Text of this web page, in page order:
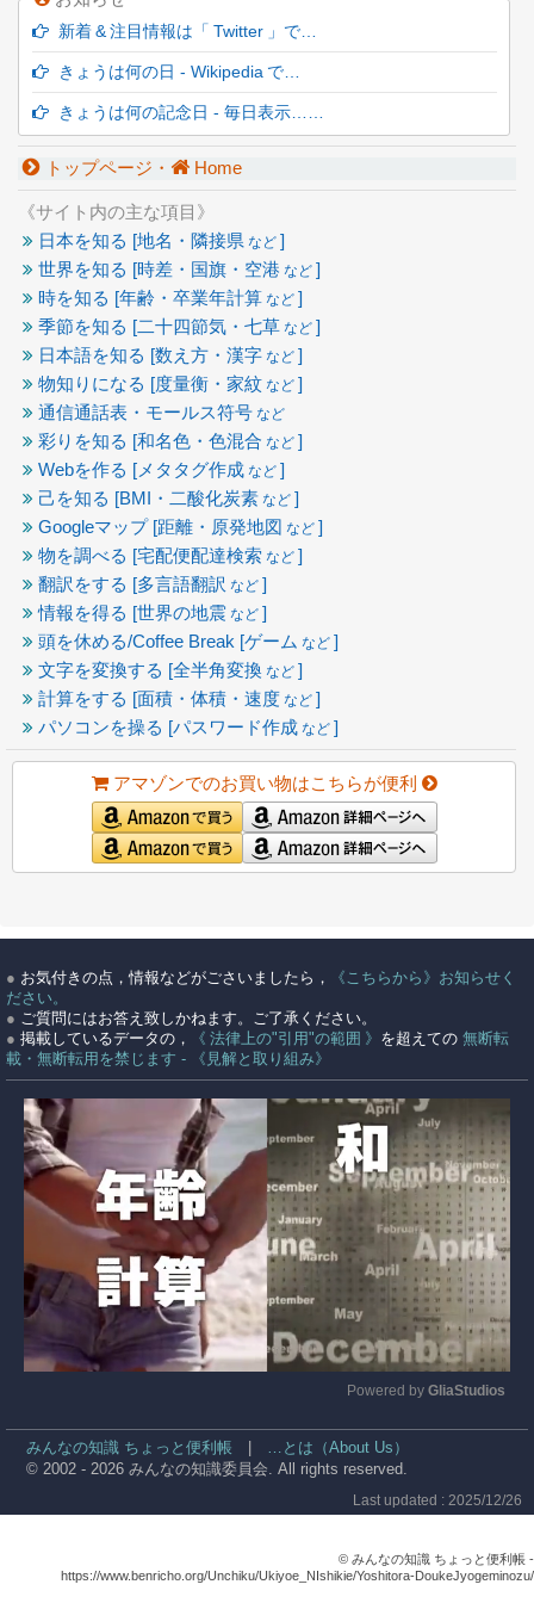
新着 & 注目情報は「 Twitter 」で…
きょうは何の日 - Wikipedia で…
きょうは何の記念日 - 毎日表示……
トップページ・ Home
《サイト内の主な項目》
日本を知る [地名・隣接県 など ]
世界を知る [時差・国旗・空港 など ]
時を知る [年齢・卒業年計算 など ]
季節を知る [二十四節気・七草 など ]
日本語を知る [数え方・漢字 など ]
物知りになる [度量衡・家紋 など ]
通信通話表・モールス符号 など
彩りを知る [和名色・色混合 など ]
Webを作る [メタタグ作成 など ]
己を知る [BMI・二酸化炭素 など ]
Googleマップ [距離・原発地図 など ]
物を調べる [宅配便配達検索 など ]
翻訳をする [多言語翻訳 など ]
情報を得る [世界の地震 など ]
頭を休める/Coffee Break [ゲーム など ]
文字を変換する [全半角変換 など ]
計算をする [面積・体積・速度 など ]
パソコンを操る [パスワード作成 など ]
アマゾンでのお買い物はこちらが便利
● お気付きの点，情報などがごさいましたら，
《こちらから》お知らせく
ださい。
● ご質問にはお答え致しかねます。ご了承ください。
● 掲載しているデータの， 《 法律上の"引用"の範囲 》 を超えての 無断転
載・無断転用を禁じます - 《見解と取り組み》
Powered by GliaStudios
みんなの知識 ちょっと便利帳
…とは（About Us）
© 2002 - 2026 みんなの知識委員会. All rights reserved.
Last updated : 2025/12/26
© みんなの知識 ちょっと便利帳 -
https://www.benricho.org/Unchiku/Ukiyoe_NIshikie/Yoshitora-DoukeJyogeminozu/